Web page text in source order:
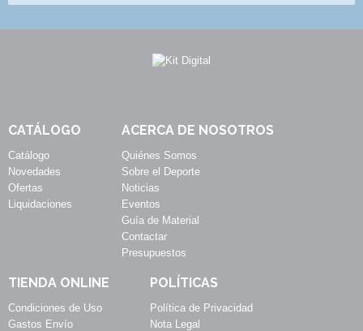
CATÁLOGO
Catálogo
Novedades
Ofertas
Liquidaciones
ACERCA DE NOSOTROS
Quiénes Somos
Sobre el Deporte
Noticias
Eventos
Guía de Material
Contactar
Presupuestos
TIENDA ONLINE
Condiciones de Uso
Gastos Envío
POLÍTICAS
Política de Privacidad
Nota Legal